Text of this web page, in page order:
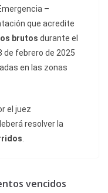
–
que acredite
brutos durante el
de febrero de 2025
en las zonas
el juez
resolver la
.
vencidos